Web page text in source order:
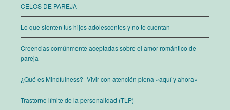
CELOS DE PAREJA
Lo que sienten tus hijos adolescentes y no te cuentan
Creencias comúnmente aceptadas sobre el amor romántico de
pareja
¿Qué es Mindfulness?- Vivir con atención plena «aquí y ahora»
Trastorno límite de la personalidad (TLP)